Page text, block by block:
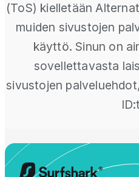
(ToS) kielletään
muiden sivustojen
käyttö. Sinun on
sovellettavasta
sivustojen